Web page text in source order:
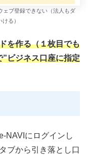
ェブ登録できない（法人もダ
る）
を作る（１枚目でも
ビジネス口座に指定
NAVIにログインし
ブから引き落とし口